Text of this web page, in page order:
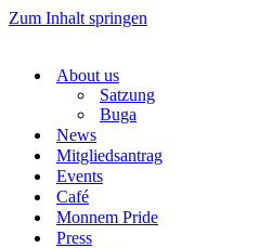
Zum Inhalt springen
About us
Satzung
Buga
News
Mitgliedsantrag
Events
Café
Monnem Pride
Press